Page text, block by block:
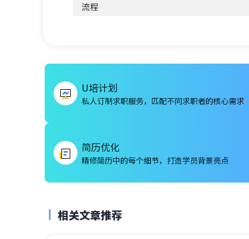
流程
U培计划
私人订制求职服务，匹配不同求职者的核心需求
简历优化
精修简历中的每个细节，打造学员背景亮点
相关文章推荐